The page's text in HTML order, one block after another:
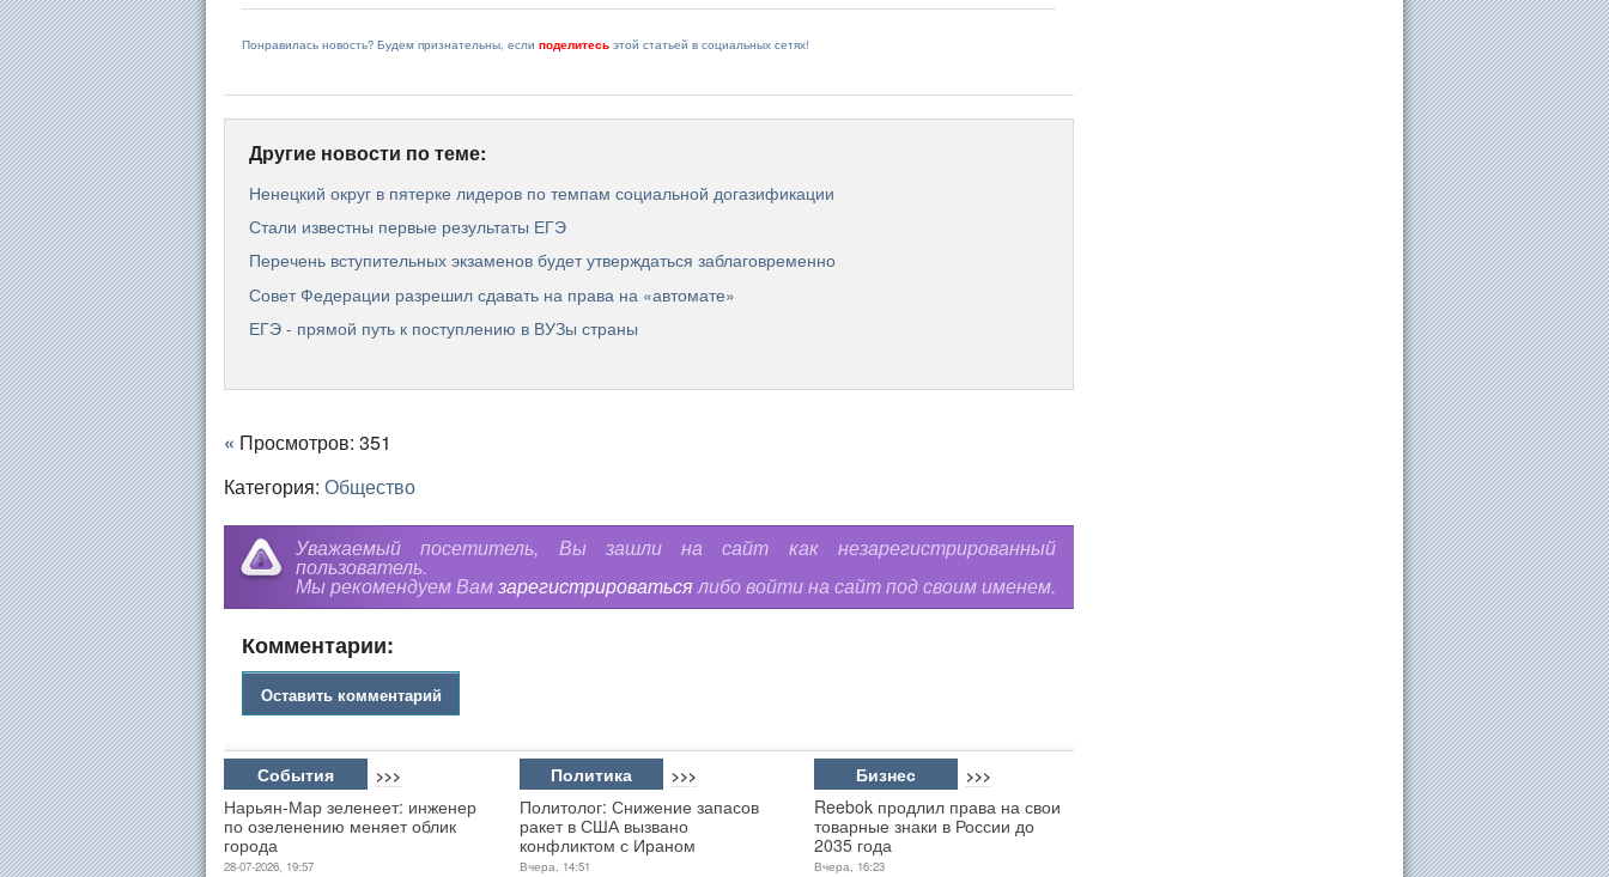
Понравилась новость? Будем признательны, если поделитесь этой статьей в социальных сетях!
Другие новости по теме:
Ненецкий округ в пятерке лидеров по темпам социальной догазификации
Стали известны первые результаты ЕГЭ
Перечень вступительных экзаменов будет утверждаться заблаговременно
Совет Федерации разрешил сдавать на права на «автомате»
ЕГЭ - прямой путь к поступлению в ВУЗы страны
« Просмотров: 351
Категория: Общество
Уважаемый посетитель, Вы зашли на сайт как незарегистрированный
пользователь.
Мы рекомендуем Вамзарегистрироватьсялибо войти на сайт под своим именем.
Комментарии:
Оставить комментарий
События >>>
Нарьян-Мар зеленеет: инженер
по озеленению меняет облик
города
28-07-2026, 19:57
Политика >>>
Политолог: Снижение запасов
ракет в США вызвано
конфликтом с Ираном
Вчера, 14:51
Бизнес >>>
Reebok продлил права на свои
товарные знаки в России до
2035 года
Вчера, 16:23